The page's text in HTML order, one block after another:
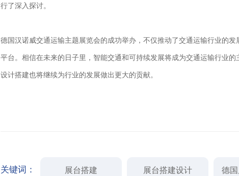
行了深入探讨。
德国汉诺威交通运输主题展览会的成功举办，不仅推动了交通运输行业的
平台。相信在未来的日子里，智能交通和可持续发展将成为交通运输行业
设计搭建也将继续为行业的发展做出更大的贡献。
关键词： 展台搭建 展台搭建设计 德